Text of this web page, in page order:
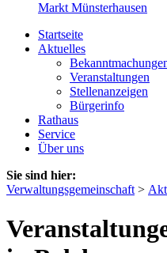
Markt Münsterhausen
Startseite
Aktuelles
Veranstaltungen
Stellenanzeigen
Bürgerinfo
Rathaus
Service
Über uns
Sie sind hier:
Verwaltungsgemeinschaft >